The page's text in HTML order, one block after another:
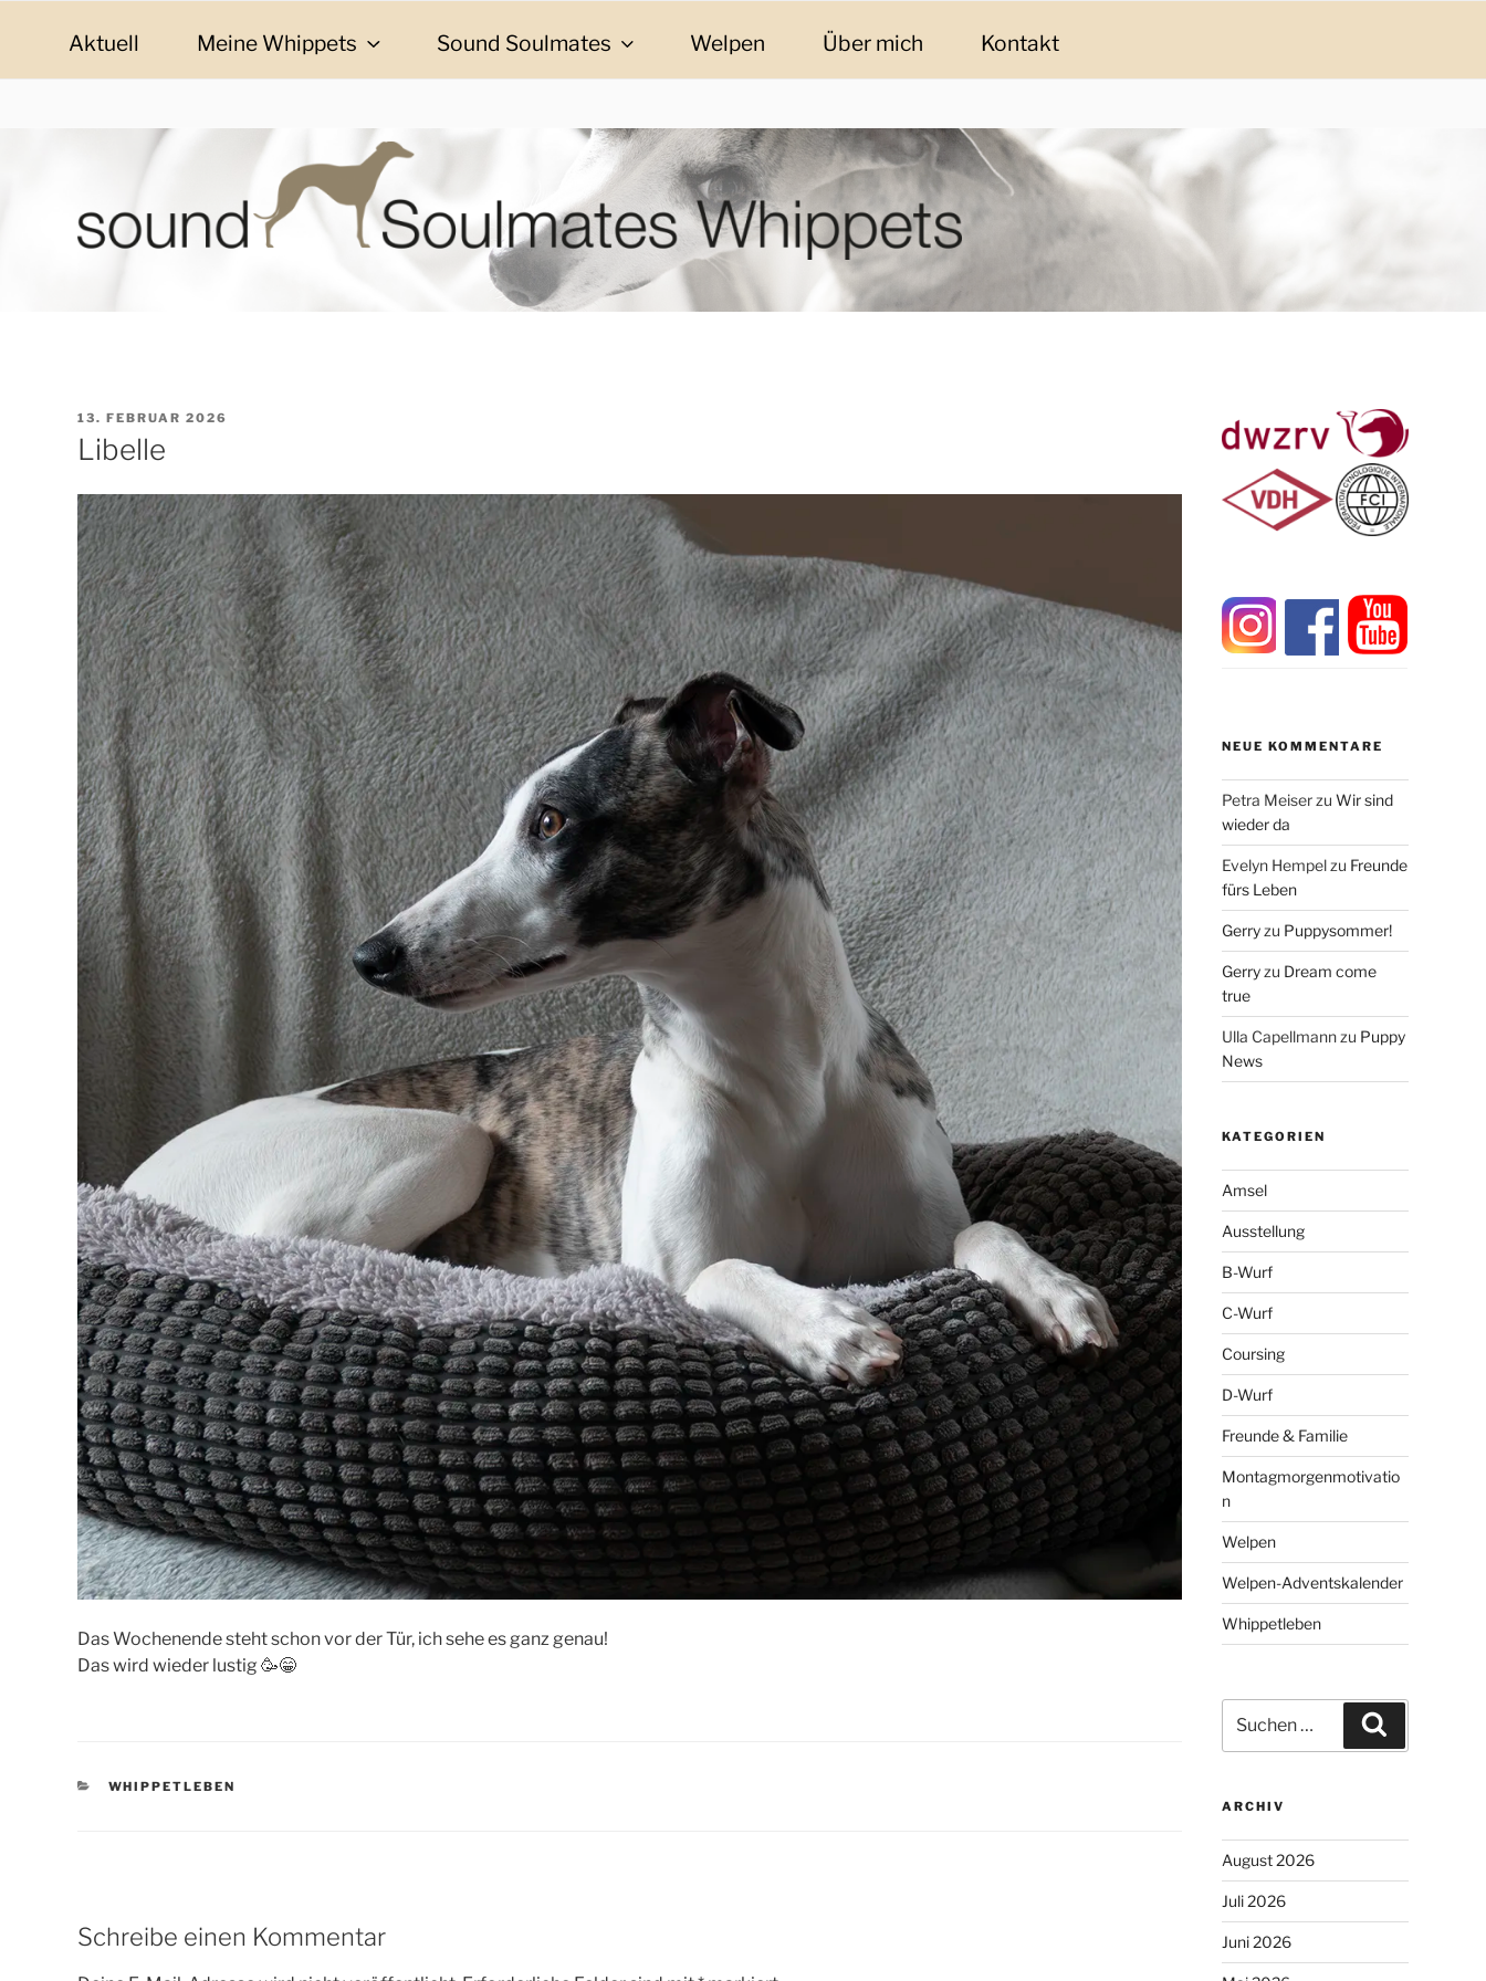
SOUND SOULMATES WHIPPETS
sound Soulmates – Whippets fürs Leben! Bilder, Geschichten und Informationen
Aktuell Meine Whippets Sound Soulmates Welpen Über mich Kontakt
VERÖFFENTLICHT
AM
13. FEBRUAR 2026
Libelle
Das Wochenende steht schon vor der Tür, ich sehe es ganz genau!
Das wird wieder lustig 🥳😁
KATEGORIEN
WHIPPETLEBEN
Schreibe einen Kommentar
NEUE KOMMENTARE
Petra Meiser zuWir sind
wieder da
Evelyn Hempel zu Freunde
fürs Leben
Gerry zu Puppysommer!
Gerry zu Dream come
true
Ulla Capellmann zu Puppy
News
KATEGORIEN
Amsel
Ausstellung
B-Wurf
C-Wurf
Coursing
D-Wurf
Freunde & Familie
Montagmorgenmotivatio
n
Welpen
Welpen-Adventskalender
Whippetleben
nach:
ARCHIV
August 2026
Juli 2026
Juni 2026